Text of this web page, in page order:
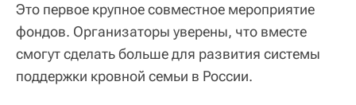
Это первое крупное совместное мероприятие
фондов. Организаторы уверены, что вместе
смогут сделать больше для развития системы
поддержки кровной семьи в России.